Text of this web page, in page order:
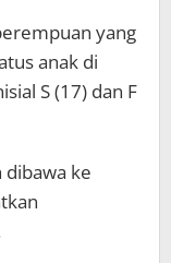
yang
anak di
S (17) dan F
dibawa ke